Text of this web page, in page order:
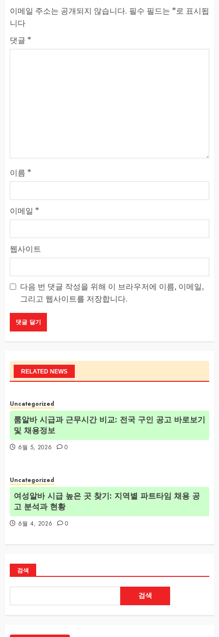
이메일 주소는 공개되지 않습니다. 필수 필드는 *로 표시됩
니다
댓글 *
이름 *
이메일 *
웹사이트
다음 번 댓글 작성을 위해 이 브라우저에 이름, 이메일,
그리고 웹사이트를 저장합니다.
RELATED NEWS
Uncategorized
룸알바 시급과 근무시간 비교: 전국 구인 공고 바로보기
및 채용정보
6월 5, 2026 0
Uncategorized
여성알바 시급 높은 곳 찾기: 지역별 파트타임 채용 공
고 분석과 현황
6월 4, 2026 0
검색
검색